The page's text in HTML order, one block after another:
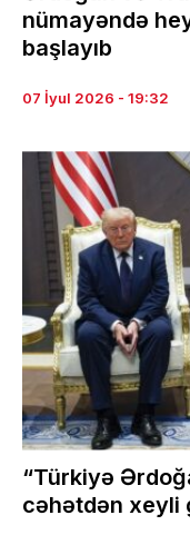
nümayəndə
başlayıb
07 İyul 2026 - 19:32
“Türkiyə
cəhətdən xeyli